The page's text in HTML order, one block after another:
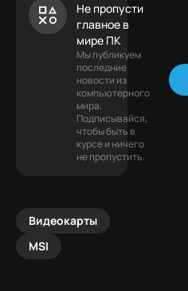
Не пропусти
главное в
мире ПК
Мы публикуем
последние
новости из
компьютерного
мира.
Подписывайся,
чтобы быть в
курсе и ничего
не пропустить.
Видеокарты
MSI